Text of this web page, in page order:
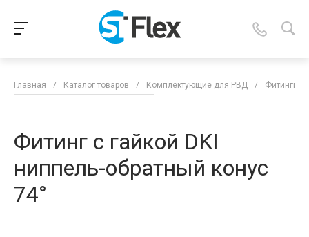
Главная / Каталог товаров / Комплектующие для РВД / Фитинги
Фитинг с гайкой DKI
ниппель-обратный конус
74°